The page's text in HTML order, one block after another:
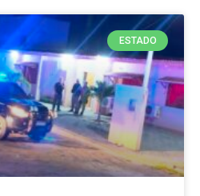
ESTADO